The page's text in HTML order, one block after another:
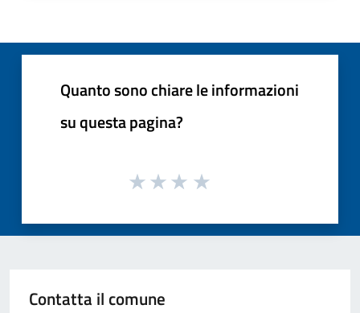
Quanto sono chiare le informazioni
su questa pagina?
Contatta il comune